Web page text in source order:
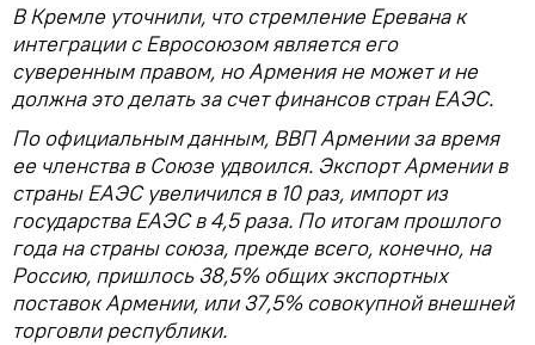
В Кремле уточнили, что стремление Еревана к
интеграции с Евросоюзом является его
суверенным правом, но Армения не может и не
должна это делать за счет финансов стран ЕАЭС.
По официальным данным, ВВП Армении за время
ее членства в Союзе удвоился. Экспорт Армении в
страны ЕАЭС увеличился в 10 раз, импорт из
государства ЕАЭС в 4,5 раза. По итогам прошлого
года на страны союза, прежде всего, конечно, на
Россию, пришлось 38,5% общих экспортных
поставок Армении, или 37,5% совокупной внешней
торговли республики.